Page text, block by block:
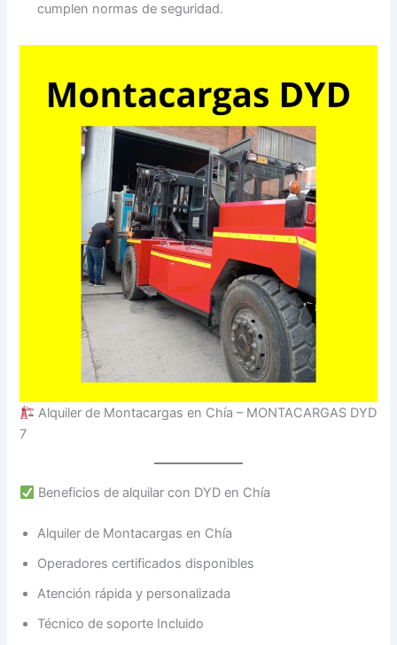
cumplen normas de seguridad.
Alquiler de Montacargas en Chía – MONTACARGAS DYD
7
Beneficios de alquilar con DYD en Chía
Alquiler de Montacargas en Chía
Operadores certificados disponibles
Atención rápida y personalizada
Técnico de soporte Incluido